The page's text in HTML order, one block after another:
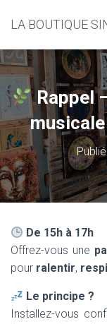
LA BOUTIQUE
Rappel
De 15h à 17h
Offrez-vous une
pour ralentir,
Le principe ?
Installez-vous